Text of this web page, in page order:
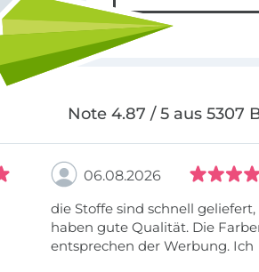
Note 4.87 / 5 aus 5307
06.08.2026
die Stoffe sind schnell geliefert,
haben gute Qualität. Die
entsprechen der Werbung. Ich